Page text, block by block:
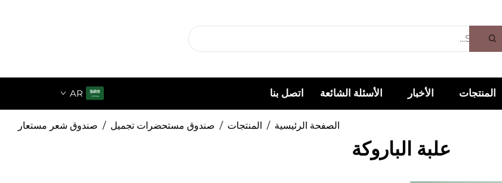
المنتجات الأخبار الأسئلة الشائعة اتصل بنا AR
الصفحة الرئيسية / المنتجات / صندوق مستحضرات تجميل / صندوق شعر مستعار
علبة الباروكة